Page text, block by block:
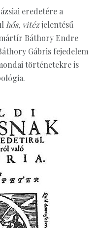
eredetére a
hős, vitézjelentésű
Báthory Endre
Gábris fejedelem
történetekre is